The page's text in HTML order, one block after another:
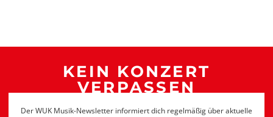
KEIN KONZERT
VERPASSEN
Der WUK Musik-Newsletter informiert dich regelmäßig über aktuelle